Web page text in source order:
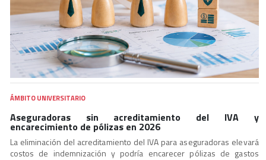
ÁMBITO UNIVERSITARIO
Aseguradoras sin acreditamiento del IVA y
encarecimiento de pólizas en 2026
La eliminación del acreditamiento del IVA para aseguradoras elevará
costos de indemnización y podría encarecer pólizas de gastos